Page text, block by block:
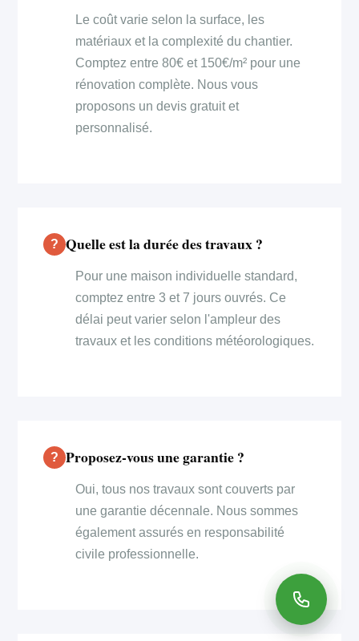
Le coût varie selon la surface, les
matériaux et la complexité du chantier.
Comptez entre 80€ et 150€/m² pour une
rénovation complète. Nous vous
proposons un devis gratuit et
personnalisé.
Quelle est la durée des travaux ?
Pour une maison individuelle standard,
comptez entre 3 et 7 jours ouvrés. Ce
délai peut varier selon l'ampleur des
travaux et les conditions météorologiques.
Proposez-vous une garantie ?
Oui, tous nos travaux sont couverts par
une garantie décennale. Nous sommes
également assurés en responsabilité
civile professionnelle.